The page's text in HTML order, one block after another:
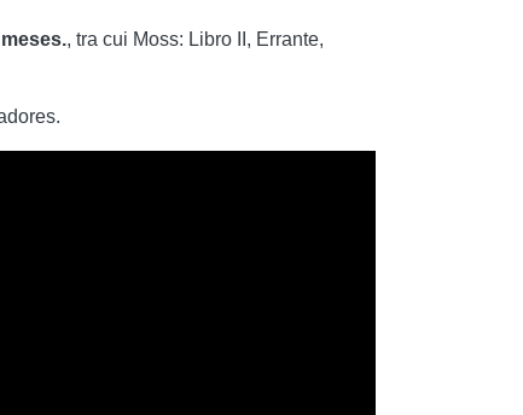
, tra cui Moss: Libro II, Errante,